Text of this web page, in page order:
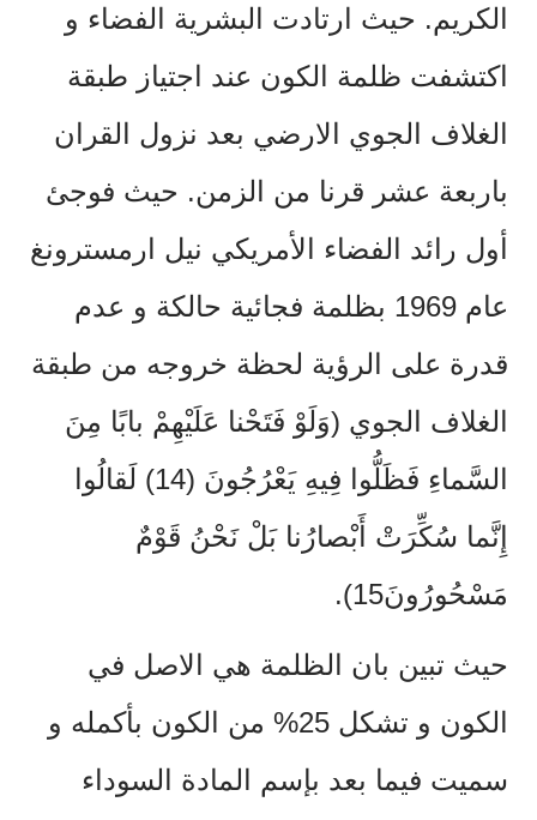
الكريم. حيث ارتادت البشرية الفضاء و
اكتشفت ظلمة الكون عند اجتياز طبقة
الغلاف الجوي الارضي بعد نزول القران
باربعة عشر قرنا من الزمن. حيث فوجئ
أول رائد الفضاء الأمريكي نيل ارمسترونغ
عام 1969 بظلمة فجائية حالكة و عدم
قدرة على الرؤية لحظة خروجه من طبقة
الغلاف الجوي (وَلَوْ فَتَحْنا عَلَيْهِمْ بابًا مِنَ
السَّماءِ فَظَلُّوا فِيهِ يَعْرُجُونَ (14) لَقالُوا
إِنَّما سُكِّرَتْ أَبْصارُنا بَلْ نَحْنُ قَوْمٌ
مَسْحُورُونَ15).
حيث تبين بان الظلمة هي الاصل في
الكون و تشكل 25% من الكون بأكمله و
سميت فيما بعد بإسم المادة السوداء